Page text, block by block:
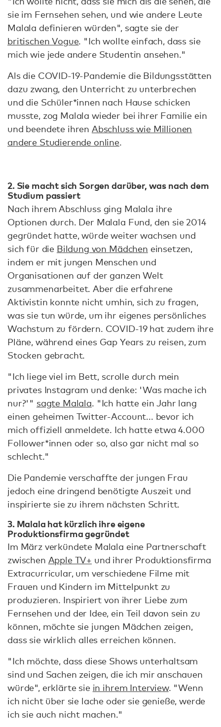
sie im Fernsehen sehen, und wie andere Leute
Malala definieren würden", sagte sie der
britischen Vogue. "Ich wollte einfach, dass sie
mich wie jede andere Studentin ansehen."
Als die COVID-19-Pandemie die Bildungsstätten
dazu zwang, den Unterricht zu unterbrechen
und die Schüler*innen nach Hause schicken
musste, zog Malala wieder bei ihrer Familie ein
und beendete ihren Abschluss wie Millionen
andere Studierende online.
2. Sie macht sich Sorgen darüber, was nach dem
Studium passiert
Nach ihrem Abschluss ging Malala ihre
Optionen durch. Der Malala Fund, den sie 2014
gegründet hatte, würde weiter wachsen und
sich für die Bildung von Mädchen einsetzen,
indem er mit jungen Menschen und
Organisationen auf der ganzen Welt
zusammenarbeitet. Aber die erfahrene
Aktivistin konnte nicht umhin, sich zu fragen,
was sie tun würde, um ihr eigenes persönliches
Wachstum zu fördern. COVID-19 hat zudem ihre
Pläne, während eines Gap Years zu reisen, zum
Stocken gebracht.
"Ich liege viel im Bett, scrolle durch mein
privates Instagram und denke: 'Was mache ich
nur?'" sagte Malala. "Ich hatte ein Jahr lang
einen geheimen Twitter-Account... bevor ich
mich offiziell anmeldete. Ich hatte etwa 4.000
Follower*innen oder so, also gar nicht mal so
schlecht."
Die Pandemie verschaffte der jungen Frau
jedoch eine dringend benötigte Auszeit und
inspirierte sie zu ihrem nächsten Schritt.
3. Malala hat kürzlich ihre eigene
Produktionsfirma gegründet
Im März verkündete Malala eine Partnerschaft
zwischen Apple TV+ und ihrer Produktionsfirma
Extracurricular, um verschiedene Filme mit
Frauen und Kindern im Mittelpunkt zu
produzieren. Inspiriert von ihrer Liebe zum
Fernsehen und der Idee, ein Teil davon sein zu
können, möchte sie jungen Mädchen zeigen,
dass sie wirklich alles erreichen können.
"Ich möchte, dass diese Shows unterhaltsam
sind und Sachen zeigen, die ich mir anschauen
würde", erklärte sie in ihrem Interview. "Wenn
ich nicht über sie lache oder sie genieße, werde
ich sie auch nicht machen."